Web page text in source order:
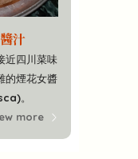
汁
近四川菜味
的煙花女醬
。
more